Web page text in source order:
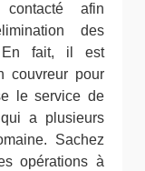
afin
des
En fait, il est
couvreur pour
le service de
a plusieurs
Sachez
opérations à